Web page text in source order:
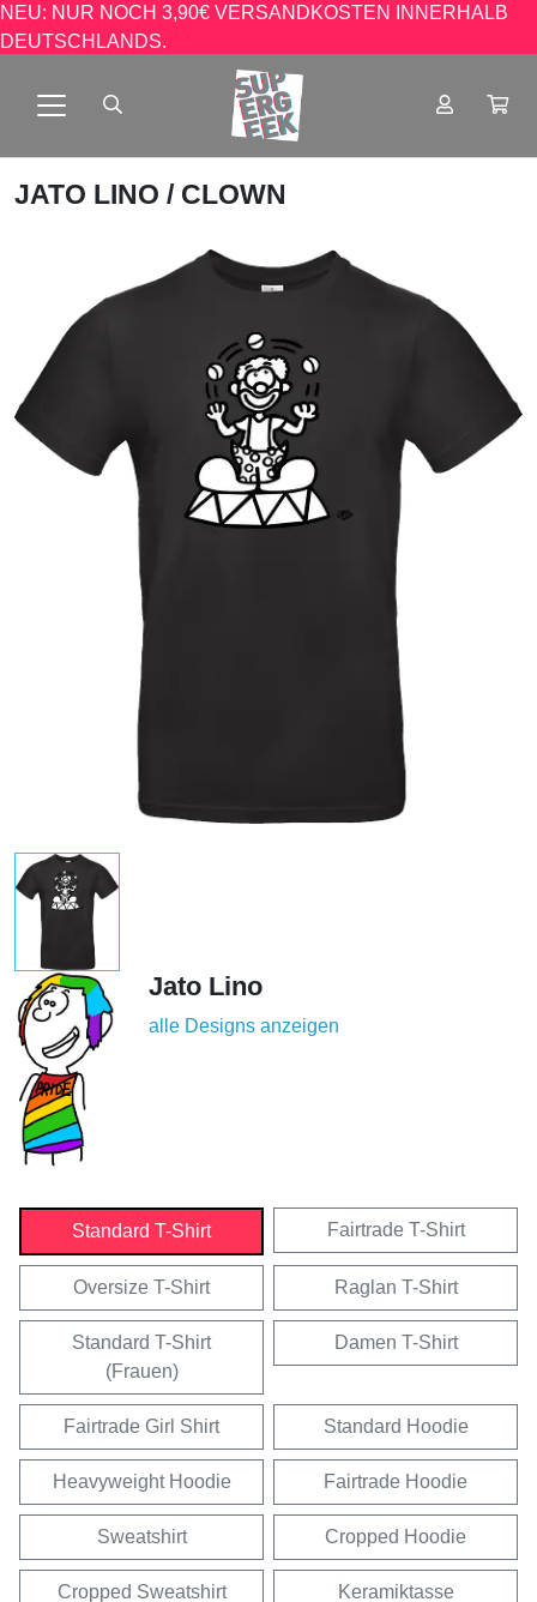
NEU: NUR NOCH 3,90€ VERSANDKOSTEN INNERHALB
DEUTSCHLANDS.
JATO LINO / CLOWN
Jato Lino
alle Designs anzeigen
Standard T-Shirt Fairtrade T-Shirt
Oversize T-Shirt Raglan T-Shirt
Standard T-Shirt
(Frauen)
Damen T-Shirt
Fairtrade Girl Shirt Standard Hoodie
Heavyweight Hoodie Fairtrade Hoodie
Sweatshirt Cropped Hoodie
Cropped Sweatshirt Keramiktasse